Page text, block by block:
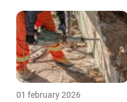
01 february 2026